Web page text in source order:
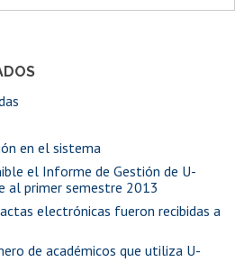
en el sistema
el Informe de Gestión de U-
al primer semestre 2013
electrónicas fueron recibidas a
de académicos que utiliza U-